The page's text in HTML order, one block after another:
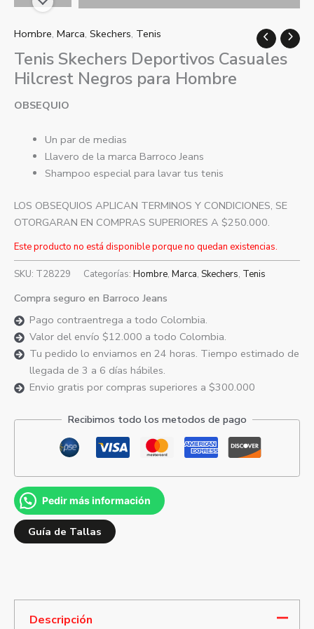
Hombre, Marca, Skechers, Tenis
Tenis Skechers Deportivos Casuales
Hilcrest Negros para Hombre
OBSEQUIO
Un par de medias
Llavero de la marca Barroco Jeans
Shampoo especial para lavar tus tenis
LOS OBSEQUIOS APLICAN TERMINOS Y CONDICIONES, SE
OTORGARAN EN COMPRAS SUPERIORES A $250.000.
Este producto no está disponible porque no quedan existencias.
SKU: T28229 Categorías: Hombre, Marca, Skechers, Tenis
Compra seguro en Barroco Jeans
Pago contraentrega a todo Colombia.
Valor del envío $12.000 a todo Colombia.
Tu pedido lo enviamos en 24 horas. Tiempo estimado de
llegada de 3 a 6 días hábiles.
Envio gratis por compras superiores a $300.000
Recibimos todo los metodos de pago
Pedir más información
Guía de Tallas
Descripción